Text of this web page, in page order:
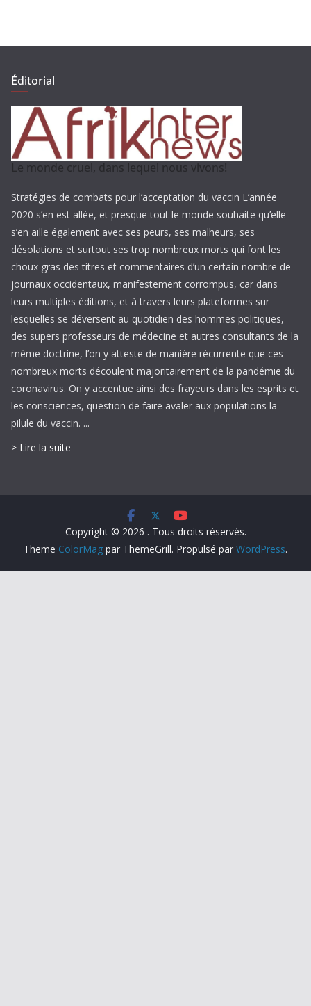
Éditorial
Le monde cruel, dans lequel nous vivons!
Stratégies de combats pour l’acceptation du vaccin L’année
2020 s’en est allée, et presque tout le monde souhaite qu’elle
s’en aille également avec ses peurs, ses malheurs, ses
désolations et surtout ses trop nombreux morts qui font les
choux gras des titres et commentaires d’un certain nombre de
journaux occidentaux, manifestement corrompus, car dans
leurs multiples éditions, et à travers leurs plateformes sur
lesquelles se déversent au quotidien des hommes politiques,
des supers professeurs de médecine et autres consultants de la
même doctrine, l’on y atteste de manière récurrente que ces
nombreux morts découlent majoritairement de la pandémie du
coronavirus. On y accentue ainsi des frayeurs dans les esprits et
les consciences, question de faire avaler aux populations la
pilule du vaccin. ...
> Lire la suite
Copyright © 2026 . Tous droits réservés.
Theme ColorMag par ThemeGrill. Propulsé par WordPress.